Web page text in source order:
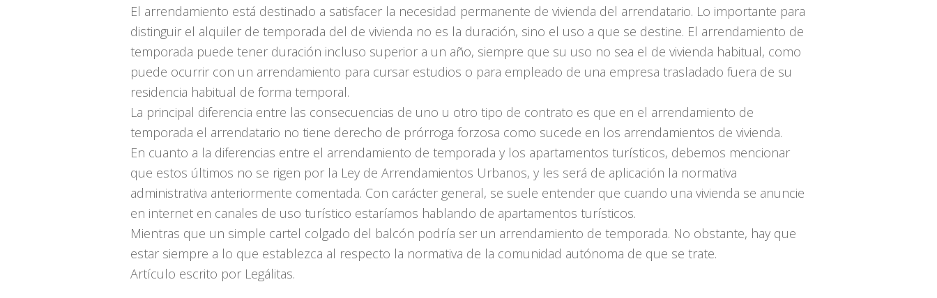
El arrendamiento está destinado a satisfacer la necesidad permanente de vivienda del arrendatario. Lo importante para
distinguir el alquiler de temporada del de vivienda no es la duración, sino el uso a que se destine. El arrendamiento de
temporada puede tener duración incluso superior a un año, siempre que su uso no sea el de vivienda habitual, como
puede ocurrir con un arrendamiento para cursar estudios o para empleado de una empresa trasladado fuera de su
residencia habitual de forma temporal.
La principal diferencia entre las consecuencias de uno u otro tipo de contrato es que en el arrendamiento de
temporada el arrendatario no tiene derecho de prórroga forzosa como sucede en los arrendamientos de vivienda.
En cuanto a la diferencias entre el arrendamiento de temporada y los apartamentos turísticos, debemos mencionar
que estos últimos no se rigen por la Ley de Arrendamientos Urbanos, y les será de aplicación la normativa
administrativa anteriormente comentada. Con carácter general, se suele entender que cuando una vivienda se anuncie
en internet en canales de uso turístico estaríamos hablando de apartamentos turísticos.
Mientras que un simple cartel colgado del balcón podría ser un arrendamiento de temporada. No obstante, hay que
estar siempre a lo que establezca al respecto la normativa de la comunidad autónoma de que se trate.
Artículo escrito por Legálitas.